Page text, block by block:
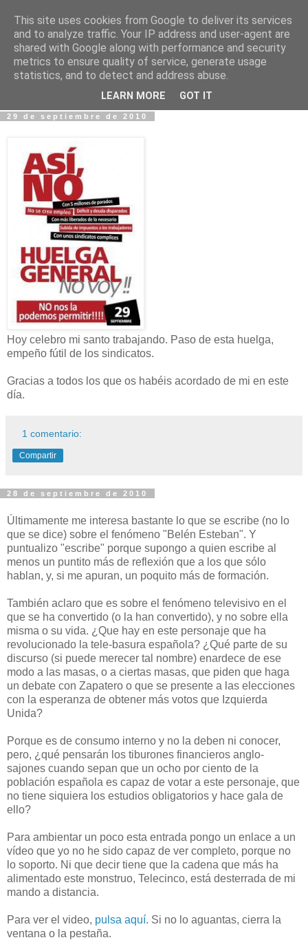
Fotos y Cosas
Miguel Sáenz de Santa María Elizalde
"Un blog es como un diario, pero sin candado".
29 de septiembre de 2010
Hoy celebro mi santo trabajando. Paso de esta huelga,
empeño fútil de los sindicatos.
Gracias a todos los que os habéis acordado de mi en este
día.
1 comentario:
Compartir
28 de septiembre de 2010
Últimamente me interesa bastante lo que se escribe (no lo
que se dice) sobre el fenómeno "Belén Esteban". Y
puntualizo "escribe" porque supongo a quien escribe al
menos un puntito más de reflexión que a los que sólo
hablan, y, si me apuran, un poquito más de formación.
También aclaro que es sobre el fenómeno televisivo en el
que se ha convertido (o la han convertido), y no sobre ella
misma o su vida. ¿Que hay en este personaje que ha
revolucionado la tele-basura española? ¿Qué parte de su
discurso (si puede merecer tal nombre) enardece de ese
modo a las masas, o a ciertas masas, que piden que haga
un debate con Zapatero o que se presente a las elecciones
con la esperanza de obtener más votos que Izquierda
Unida?
Porque es de consumo interno y no la deben ni conocer,
pero, ¿qué pensarán los tiburones financieros anglo-
sajones cuando sepan que un ocho por ciento de la
población española es capaz de votar a este personaje, que
no tiene siquiera los estudios obligatorios y hace gala de
ello?
Para ambientar un poco esta entrada pongo un enlace a un
vídeo que yo no he sido capaz de ver completo, porque no
lo soporto. Ni que decir tiene que la cadena que más ha
alimentado este monstruo, Telecinco, está desterrada de mi
mando a distancia.
Para ver el video, pulsa aquí. Si no lo aguantas, cierra la
ventana o la pestaña.
This site uses cookies from Google to deliver its services
and to analyze traffic. Your IP address and user-agent are
shared with Google along with performance and security
metrics to ensure quality of service, generate usage
statistics, and to detect and address abuse.
LEARN MORE GOT IT